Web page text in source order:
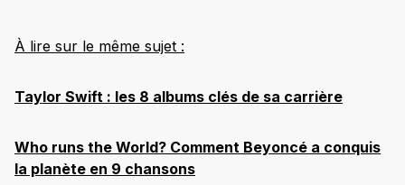
À lire sur le même sujet :
Taylor Swift : les 8 albums clés de sa carrière
Who runs the World? Comment Beyoncé a conquis
la planète en 9 chansons